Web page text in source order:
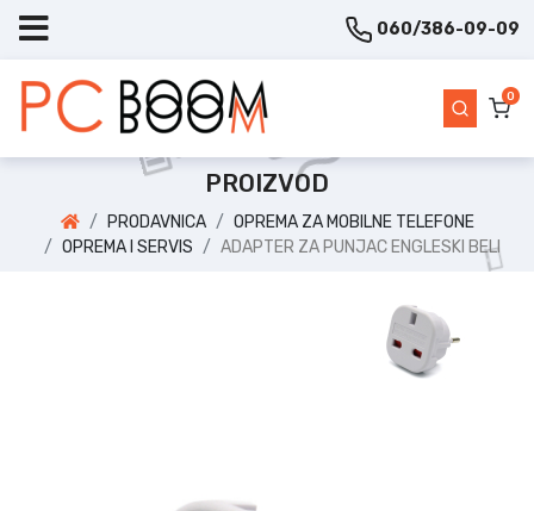
060/386-09-09
0
PROIZVOD
PRODAVNICA
OPREMA ZA MOBILNE TELEFONE
OPREMA I SERVIS
ADAPTER ZA PUNJAC ENGLESKI BELI